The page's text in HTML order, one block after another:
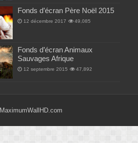
Fonds d’écran Père Noël 2015
12 décembre 2017 49,085
Fonds d’écran Animaux
Sauvages Afrique
12 septembre 2015 47,892
MaximumWallHD.com